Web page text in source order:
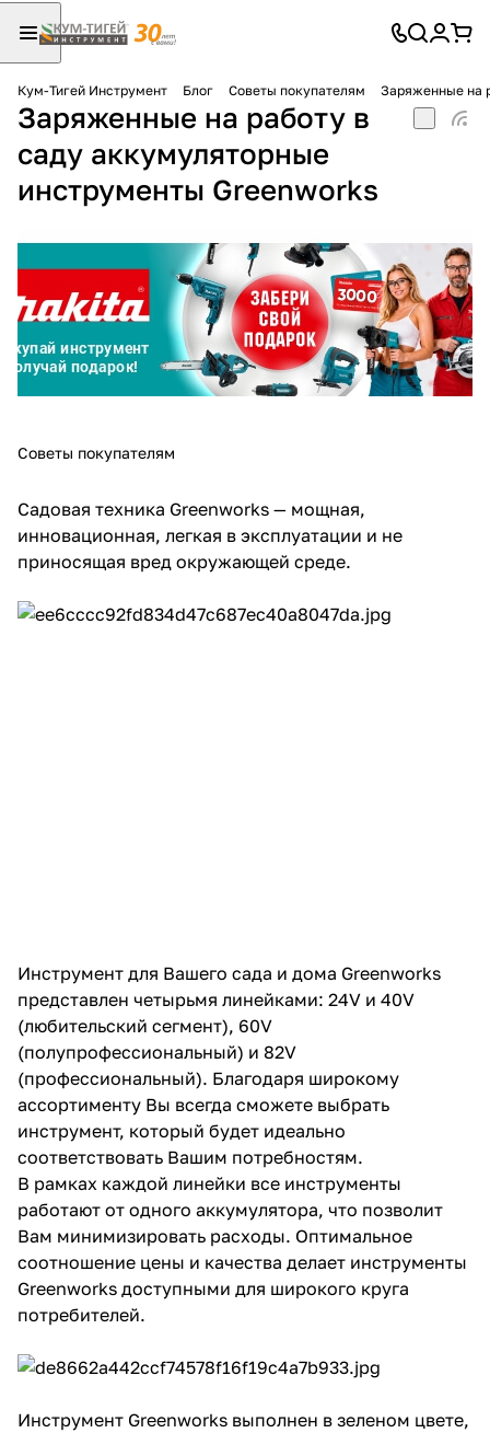
Кум-Тигей Инструмент Блог Советы покупателям Заряженные на
Заряженные на работу в
саду аккумуляторные
инструменты Greenworks
Советы покупателям
Садовая техника Greenworks — мощная,
инновационная, легкая в эксплуатации и не
приносящая вред окружающей среде.
Инструмент для Вашего сада и дома Greenworks
представлен четырьмя линейками: 24V и 40V
(любительский сегмент), 60V
(полупрофессиональный) и 82V
(профессиональный). Благодаря широкому
ассортименту Вы всегда сможете выбрать
инструмент, который будет идеально
соответствовать Вашим потребностям.
В рамках каждой линейки все инструменты
работают от одного аккумулятора, что позволит
Вам минимизировать расходы. Оптимальное
соотношение цены и качества делает инструменты
Greenworks доступными для широкого круга
потребителей.
Инструмент Greenworks выполнен в зеленом цвете,
Для клиентов всех банков
Разбейте
оплату
на части
без переплат
График платежей
Добавляйте товары
в корзину
Оплачивайте сегодня только
Подробнее
об оплате Плайтом
недели
Остались вопросы?
8 800 302-02-51
plait.ru